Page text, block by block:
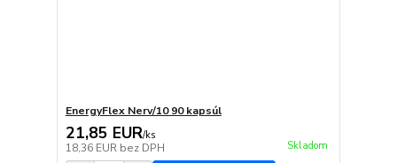
EnergyFlex Nerv/10 90 kapsúl
21,85 EUR/ks
18,36 EUR bez DPH Skladom